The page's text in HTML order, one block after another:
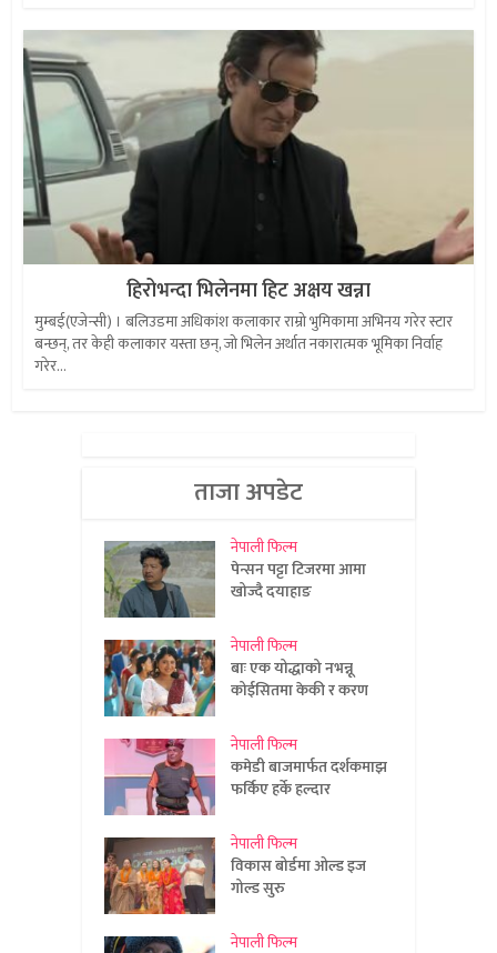
हिरोभन्दा भिलेनमा हिट अक्षय खन्ना
मुम्बई(एजेन्सी) । बलिउडमा अधिकांश कलाकार राम्रो भुमिकामा अभिनय गरेर स्टार
बन्छन्, तर केही कलाकार यस्ता छन्, जो भिलेन अर्थात नकारात्मक भूमिका निर्वाह
गरेर...
ताजा अपडेट
नेपाली फिल्म
पेन्सन पट्टा टिजरमा आमा
खोज्दै दयाहाङ
नेपाली फिल्म
बाः एक योद्धाको नभन्नू
कोईसितमा केकी र करण
नेपाली फिल्म
कमेडी बाजमार्फत दर्शकमाझ
फर्किए हर्के हल्दार
नेपाली फिल्म
विकास बोर्डमा ओल्ड इज
गोल्ड सुरु
नेपाली फिल्म